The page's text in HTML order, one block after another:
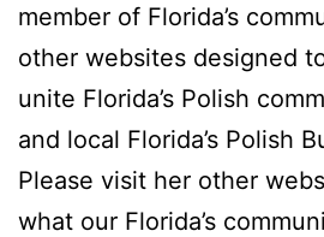
member of Florida’s
other websites designed
unite Florida’s Polish
and local Florida’s Polish
Please visit her other
what our Florida’s